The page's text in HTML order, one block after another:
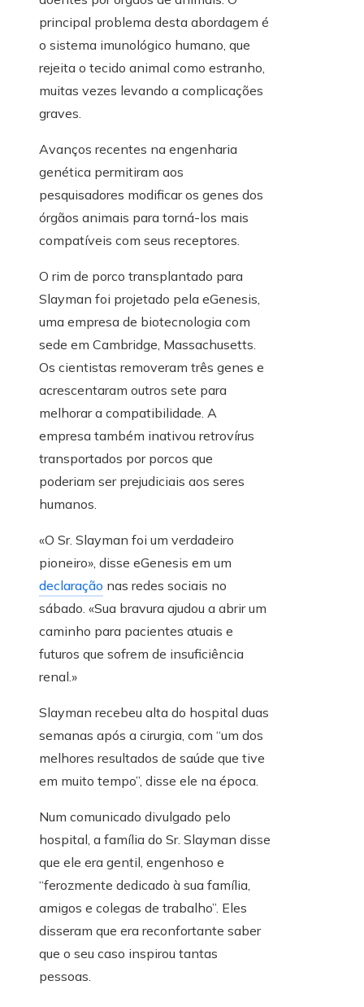
principal problema desta abordagem é
o sistema imunológico humano, que
rejeita o tecido animal como estranho,
muitas vezes levando a complicações
graves.
Avanços recentes na engenharia
genética permitiram aos
pesquisadores modificar os genes dos
órgãos animais para torná-los mais
compatíveis com seus receptores.
O rim de porco transplantado para
Slayman foi projetado pela eGenesis,
uma empresa de biotecnologia com
sede em Cambridge, Massachusetts.
Os cientistas removeram três genes e
acrescentaram outros sete para
melhorar a compatibilidade. A
empresa também inativou retrovírus
transportados por porcos que
poderiam ser prejudiciais aos seres
humanos.
«O Sr. Slayman foi um verdadeiro
pioneiro», disse eGenesis em um
declaração nas redes sociais no
sábado. «Sua bravura ajudou a abrir um
caminho para pacientes atuais e
futuros que sofrem de insuficiência
renal.»
Slayman recebeu alta do hospital duas
semanas após a cirurgia, com “um dos
melhores resultados de saúde que tive
em muito tempo”, disse ele na época.
Num comunicado divulgado pelo
hospital, a família do Sr. Slayman disse
que ele era gentil, engenhoso e
“ferozmente dedicado à sua família,
amigos e colegas de trabalho”. Eles
disseram que era reconfortante saber
que o seu caso inspirou tantas
pessoas.